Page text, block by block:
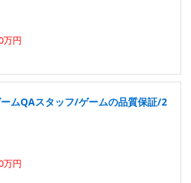
万円
ームQAスタッフ/ゲームの品質保証/2
万円